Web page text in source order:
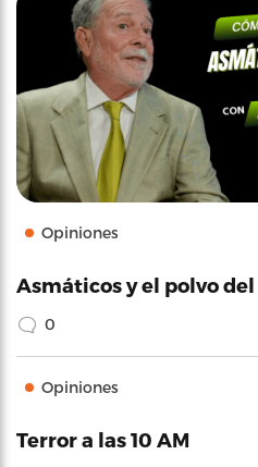
Opiniones
Asmáticos y el polvo del
0
Opiniones
Terror a las 10 AM